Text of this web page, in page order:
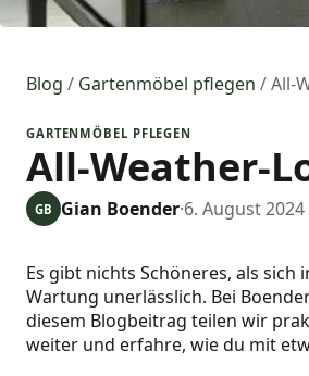
Blog / Gartenmöbel pflegen /All-
GARTENMÖBEL PFLEGEN
All-Weather-
GB Gian Boender·6. August 2024
Es gibt nichts Schöneres, als
Wartung unerlässlich. Bei
diesem Blogbeitrag teilen wir
weiter und erfahre, wie du mit